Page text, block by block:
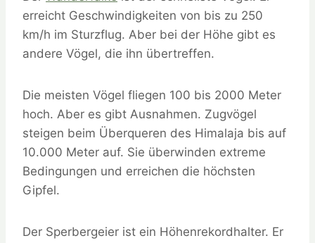
erreicht Geschwindigkeiten von bis zu 250
km/h im Sturzflug. Aber bei der Höhe gibt es
andere Vögel, die ihn übertreffen.
Die meisten Vögel fliegen 100 bis 2000 Meter
hoch. Aber es gibt Ausnahmen. Zugvögel
steigen beim Überqueren des Himalaja bis auf
10.000 Meter auf. Sie überwinden extreme
Bedingungen und erreichen die höchsten
Gipfel.
Der Sperbergeier ist ein Höhenrekordhalter. Er